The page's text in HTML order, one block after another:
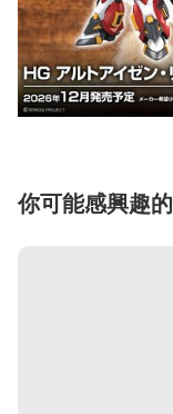
你可能感興趣